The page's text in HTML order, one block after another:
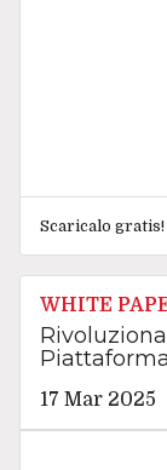
Scaricalo gratis!
WHITE
17 Mar 2025